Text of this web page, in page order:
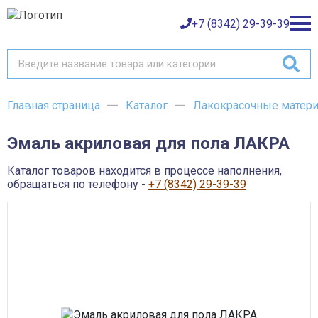
+7 (8342) 29-39-39
Каталог товаров
Баки и емкости АНИОН
Детали трубопроводов и уплотнения
Запорная и регулирующая арматура
Инструмент
О компании
Оплата
Главная страница Каталог Лакокрасочные
Эмаль акриловая для пола ЛАКРА
Каталог товаров находится в процессе наполнения,
обращаться по телефону - +7 (8342) 29-39-39